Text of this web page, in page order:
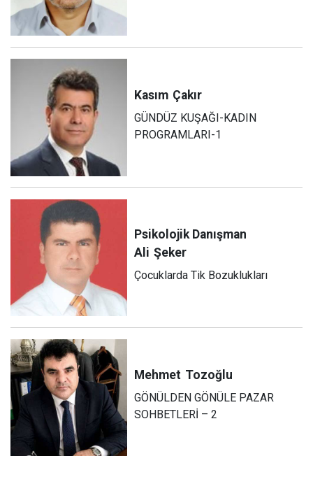
Kasım Çakır
GÜNDÜZ KUŞAĞI-KADIN
PROGRAMLARI-1
Psikolojik Danışman
Ali Şeker
Çocuklarda Tik Bozuklukları
Mehmet Tozoğlu
GÖNÜLDEN GÖNÜLE PAZAR
SOHBETLERİ – 2